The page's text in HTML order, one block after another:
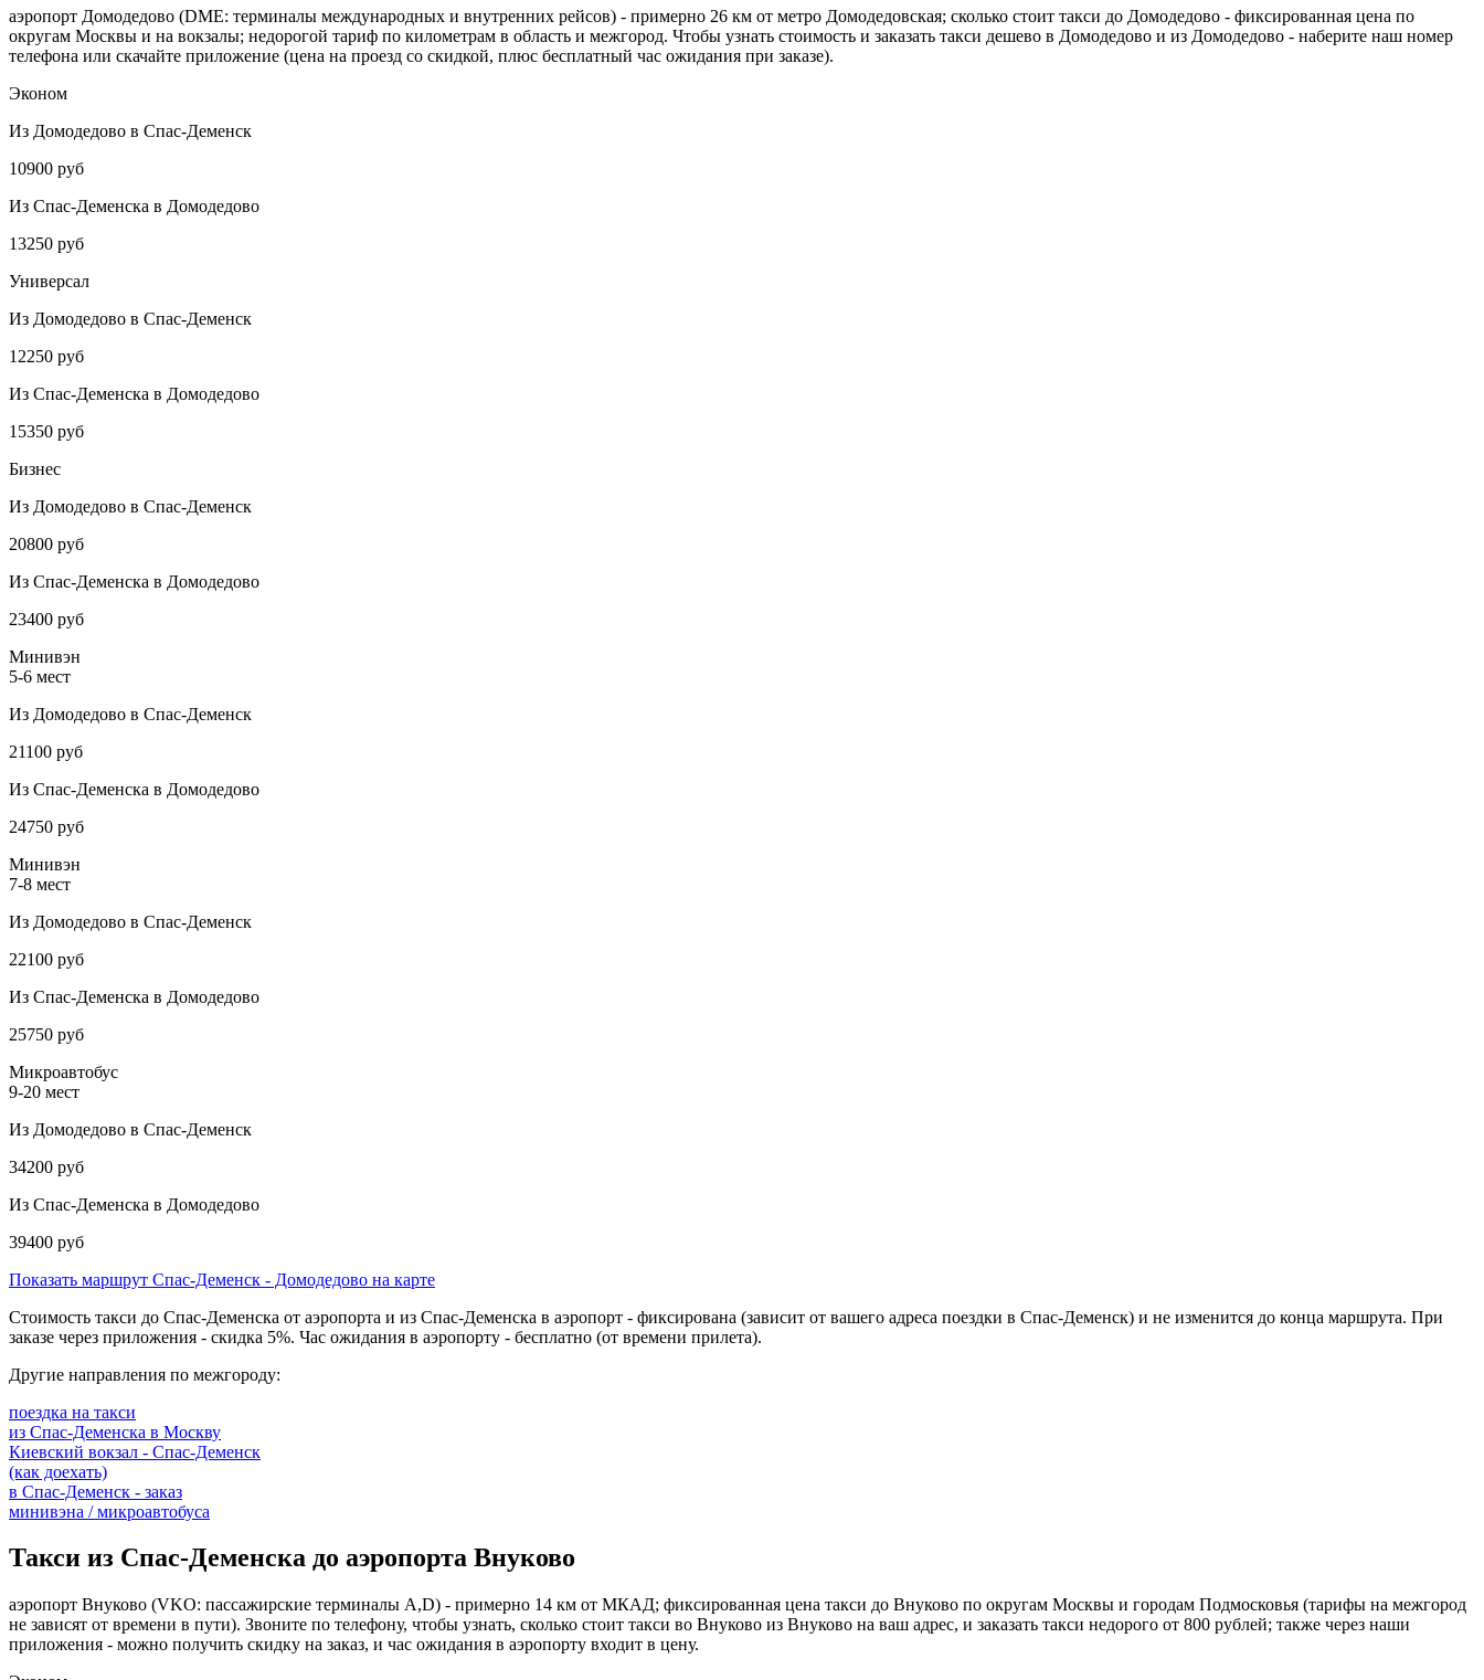
аэропорт Домодедово (DME: терминалы международных и внутренних рейсов) - примерно 26 км от метро Домодедовская; сколько стоит такси до Домодедово - фиксированная цена по
округам Москвы и на вокзалы; недорогой тариф по километрам в область и межгород. Чтобы узнать стоимость и заказать такси дешево в Домодедово и из Домодедово - наберите наш номер
телефона или скачайте приложение (цена на проезд со скидкой, плюс бесплатный час ожидания при заказе).
Эконом
Из Домодедово в Спас-Деменск
10900 руб
Из Спас-Деменска в Домодедово
13250 руб
Универсал
Из Домодедово в Спас-Деменск
12250 руб
Из Спас-Деменска в Домодедово
15350 руб
Бизнес
Из Домодедово в Спас-Деменск
20800 руб
Из Спас-Деменска в Домодедово
23400 руб
Минивэн
5-6 мест
Из Домодедово в Спас-Деменск
21100 руб
Из Спас-Деменска в Домодедово
24750 руб
Минивэн
7-8 мест
Из Домодедово в Спас-Деменск
22100 руб
Из Спас-Деменска в Домодедово
25750 руб
Микроавтобус
9-20 мест
Из Домодедово в Спас-Деменск
34200 руб
Из Спас-Деменска в Домодедово
39400 руб
Показать маршрут Спас-Деменск - Домодедово на карте
Стоимость такси до Спас-Деменска от аэропорта и из Спас-Деменска в аэропорт - фиксирована (зависит от вашего адреса поездки в Спас-Деменск) и не изменится до конца маршрута. При
заказе через приложения - скидка 5%. Час ожидания в аэропорту - бесплатно (от времени прилета).
Другие направления по межгороду:
поездка на такси
из Спас-Деменска в Москву
Киевский вокзал - Спас-Деменск
(как доехать)
в Спас-Деменск - заказ
минивэна / микроавтобуса
Такси из Спас-Деменска до аэропорта Внуково
аэропорт Внуково (VKO: пассажирские терминалы A,D) - примерно 14 км от МКАД; фиксированная цена такси до Внуково по округам Москвы и городам Подмосковья (тарифы на межгород
не зависят от времени в пути). Звоните по телефону, чтобы узнать, сколько стоит такси во Внуково из Внуково на ваш адрес, и заказать такси недорого от 800 рублей; также через наши
приложения - можно получить скидку на заказ, и час ожидания в аэропорту входит в цену.